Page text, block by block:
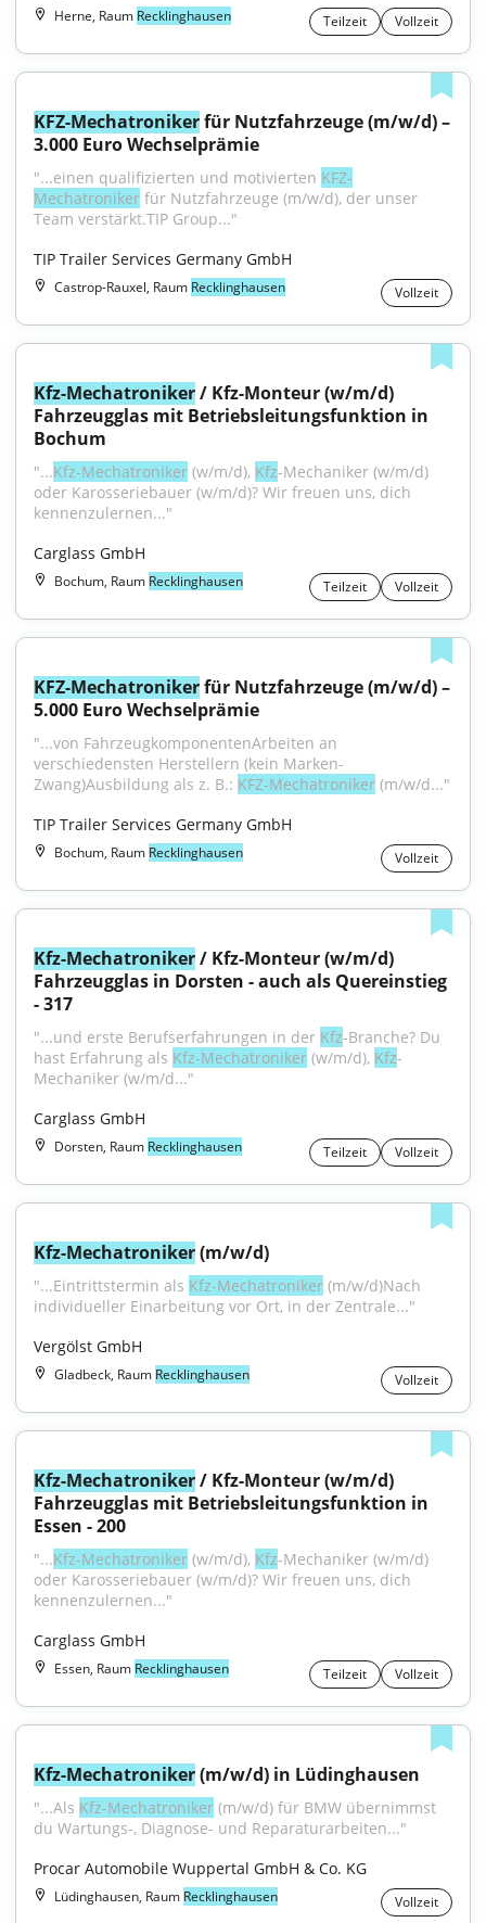
Herne, Raum Recklinghausen Teilzeit Vollzeit
KFZ-Mechatroniker für Nutzfahrzeuge (m/w/d) –
3.000 Euro Wechselprämie
"...einen qualifizierten und motivierten KFZ-
Mechatroniker für Nutzfahrzeuge (m/w/d), der unser
Team verstärkt.TIP Group..."
TIP Trailer Services Germany GmbH
Castrop-Rauxel, Raum Recklinghausen Vollzeit
Kfz-Mechatroniker / Kfz-Monteur (w/m/d)
Fahrzeugglas mit Betriebsleitungsfunktion in
Bochum
"...Kfz-Mechatroniker (w/m/d), Kfz-Mechaniker (w/m/d)
oder Karosseriebauer (w/m/d)? Wir freuen uns, dich
kennenzulernen..."
Carglass GmbH
Bochum, Raum Recklinghausen Teilzeit Vollzeit
KFZ-Mechatroniker für Nutzfahrzeuge (m/w/d) –
5.000 Euro Wechselprämie
"...von FahrzeugkomponentenArbeiten an
verschiedensten Herstellern (kein Marken-
Zwang)Ausbildung als z. B.: KFZ-Mechatroniker (m/w/d..."
TIP Trailer Services Germany GmbH
Bochum, Raum Recklinghausen Vollzeit
Kfz-Mechatroniker / Kfz-Monteur (w/m/d)
Fahrzeugglas in Dorsten - auch als Quereinstieg
- 317
"...und erste Berufserfahrungen in der Kfz-Branche? Du
hast Erfahrung als Kfz-Mechatroniker (w/m/d), Kfz-
Mechaniker (w/m/d..."
Carglass GmbH
Dorsten, Raum Recklinghausen Teilzeit Vollzeit
Kfz-Mechatroniker (m/w/d)
"...Eintrittstermin als Kfz-Mechatroniker (m/w/d)Nach
individueller Einarbeitung vor Ort, in der Zentrale..."
Vergölst GmbH
Gladbeck, Raum Recklinghausen Vollzeit
Kfz-Mechatroniker / Kfz-Monteur (w/m/d)
Fahrzeugglas mit Betriebsleitungsfunktion in
Essen - 200
"...Kfz-Mechatroniker (w/m/d), Kfz-Mechaniker (w/m/d)
oder Karosseriebauer (w/m/d)? Wir freuen uns, dich
kennenzulernen..."
Carglass GmbH
Essen, Raum Recklinghausen Teilzeit Vollzeit
Kfz-Mechatroniker (m/w/d) in Lüdinghausen
"...Als Kfz-Mechatroniker (m/w/d) für BMW übernimmst
du Wartungs-, Diagnose- und Reparaturarbeiten..."
Procar Automobile Wuppertal GmbH & Co. KG
Lüdinghausen, Raum Recklinghausen Vollzeit